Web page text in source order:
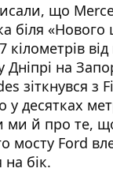
що
біля «Нового
Дніпрі на
зіткнувся з
у десятках
ми й про те,
мосту Ford
бік.